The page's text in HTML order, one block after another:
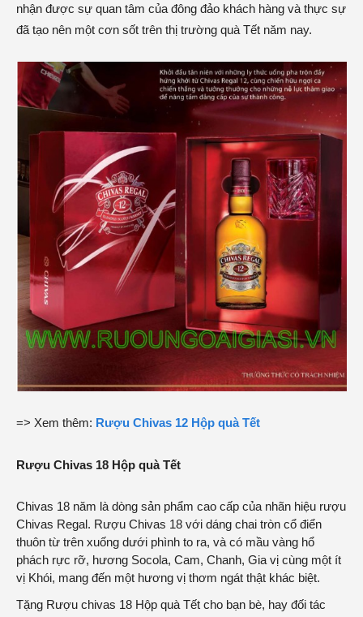
nhận được sự quan tâm của đông đảo khách hàng và thực sự
đã tạo nên một cơn sốt trên thị trường quà Tết năm nay.
=> Xem thêm: Rượu Chivas 12 Hộp quà Tết
Rượu Chivas 18 Hộp quà Tết
Chivas 18 năm là dòng sản phẩm cao cấp của nhãn hiệu rượu
Chivas Regal. Rượu Chivas 18 với dáng chai tròn cổ điển
thuôn từ trên xuống dưới phình to ra, và có mầu vàng hổ
phách rực rỡ, hương Socola, Cam, Chanh, Gia vị cùng một ít
vị Khói, mang đến một hương vị thơm ngát thật khác biệt.
Tặng Rượu chivas 18 Hộp quà Tết cho bạn bè, hay đối tác